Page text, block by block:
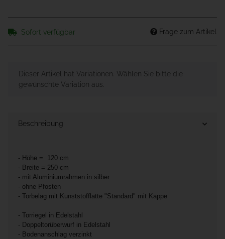
Sofort verfügbar Frage zum Artikel
xDieser Artikel hat Variationen. Wählen Sie bitte die
gewünschte Variation aus.
Beschreibung
- Höhe = 120 cm
- Breite = 250 cm
- mit Aluminiumrahmen in silber
- ohne Pfosten
- Torbelag mit Kunststofflatte "Standard" mit Kappe
- Torriegel in Edelstahl
- Doppeltorüberwurf in Edelstahl
- Bodenanschlag verzinkt